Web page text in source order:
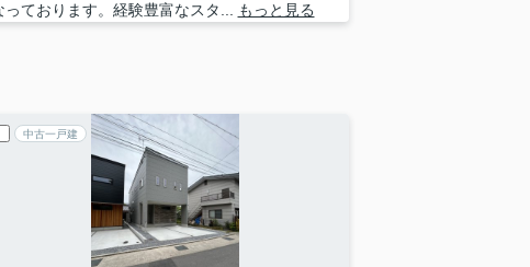
っております。経験豊富なスタ...
もっと見る
中古一戸建